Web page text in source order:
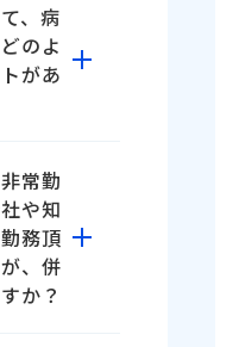
勢」と
」が実証
みを厳選
頂ける仕
"と"デ
急改善
ムで
なく「病
」にコミ
す。
リー：弊
体やスカ
を介して
医師など
とが可能
、病
のよ
があ
、主に以下
リットが期
救急車受入
よる、診療
常勤
や知
務頂
、併
か？